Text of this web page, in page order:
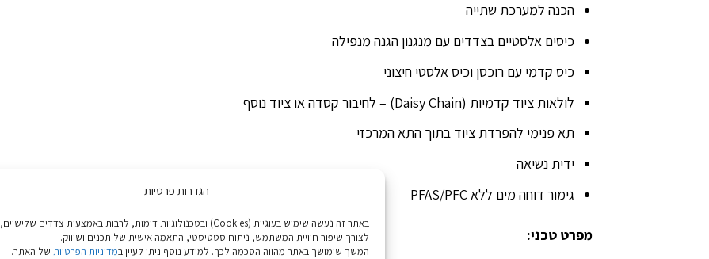
הגדרות פרטיות
באתר זה נעשה שימוש בעוגיות (Cookies) ובטכנולוגיות דומות, לרבות באמצעות צדדים שלישיים,
לצורך שיפור חוויית המשתמש, ניתוח סטטיסטי, התאמה אישית של תכנים ושיווק.
המשך שימושך באתר מהווה הסכמה לכך. למידע נוסף ניתן לעיין במדיניות הפרטיות של האתר.
הכנה למערכת שתייה
כיסים אלסטיים בצדדים עם מנגנון הגנה מנפילה
כיס קדמי עם רוכסן וכיס אלסטי חיצוני
לולאות ציוד קדמיות (Daisy Chain) – לחיבור קסדה או ציוד נוסף
תא פנימי להפרדת ציוד בתוך התא המרכזי
ידית נשיאה
גימור דוחה מים ללא PFAS/PFC
מפרט טכני: